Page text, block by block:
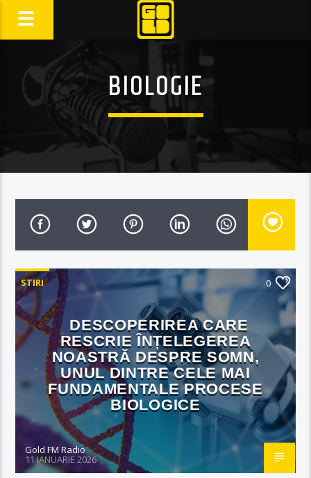
BIOLOGIE
STIRI 0
DESCOPERIREA CARE
RESCRIE ÎNȚELEGEREA
NOASTRĂ DESPRE SOMN,
UNUL DINTRE CELE MAI
FUNDAMENTALE PROCESE
BIOLOGICE
Gold FM Radio
11 IANUARIE 2026